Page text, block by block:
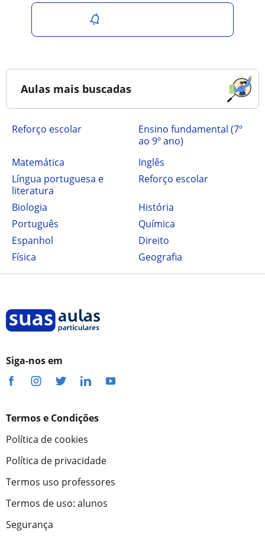
Aulas mais buscadas
Reforço escolar
ensino fundamental (7º
ao 9º ano)
Matemática
Inglês
Língua portuguesa e
literatura
Reforço escolar
Biologia
História
Português
Química
Espanhol
Direito
Física
Geografia
Siga-nos em
Termos e Condições
Política de cookies
Política de privacidade
Termos uso professores
Termos de uso: alunos
Segurança